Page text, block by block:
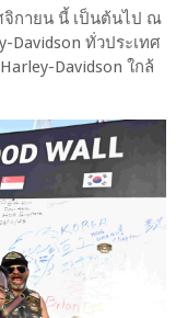
จิกายน นี้ เป็นต้นไป ณ
Davidson ทั่วประเทศ
Davidson ใกล้